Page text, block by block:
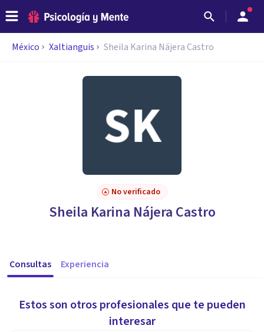
México Xaltianguis Sheila Karina Nájera Castro
No verificado
Sheila Karina Nájera Castro
Consultas Experiencia
Estos son otros profesionales que te pueden
interesar